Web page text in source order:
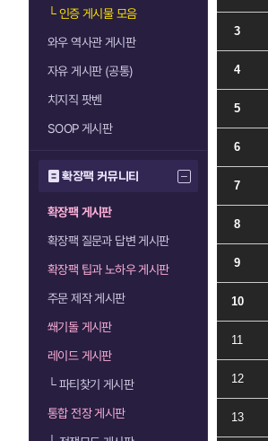
└인증 게시물 모음
와우 역사관 게시판
자유 게시판 (공통)
치지직 팟벤
SOOP 게시판
확장팩 커뮤니티
확장팩 게시판
확장팩 질문과 답변 게시판
확장팩 팁과 노하우 게시판
주문 제작 게시판
쐐기돌 게시판
레이드 게시판
└파티찾기 게시판
통합 전장 게시판
3
4
5
6
7
8
9
10
11
12
13